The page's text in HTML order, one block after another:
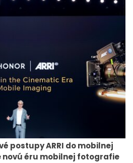
postupy ARRI do mobilnej
éru mobilnej fotografie